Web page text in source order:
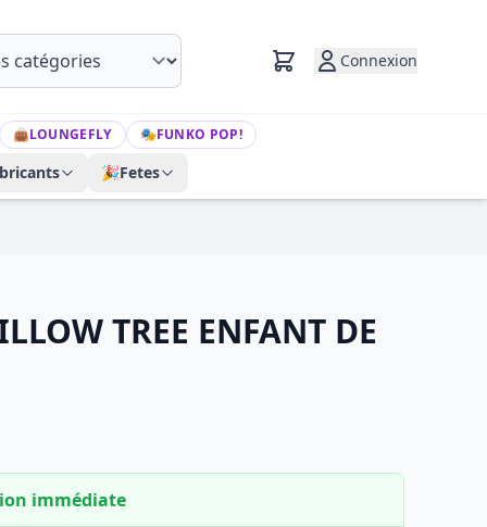
Connexion
👜LOUNGEFLY 🎭FUNKO POP!
🎉Fetes
TREE ENFANT DE
immédiate